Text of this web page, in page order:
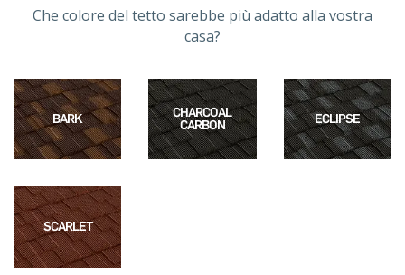
Che colore del tetto sarebbe più adatto alla vostra
casa?
BARK
CHARCOAL
CARBON
ECLIPSE
SCARLET